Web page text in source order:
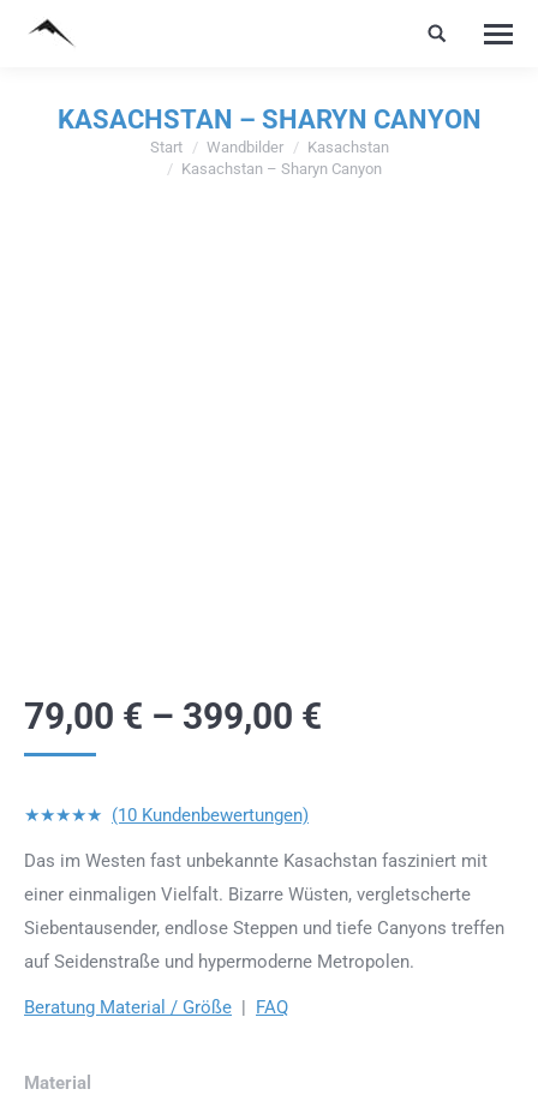
KASACHSTAN – SHARYN CANYON
Sie befinden sich hier:
Start Wandbilder
Kasachstan
Kasachstan – Sharyn Canyon
79,00 € – 399,00 €
★★★★★ (10 Kundenbewertungen)
Das im Westen fast unbekannte Kasachstan fasziniert mit
einer einmaligen Vielfalt. Bizarre Wüsten, vergletscherte
Siebentausender, endlose Steppen und tiefe Canyons treffen
auf Seidenstraße und hypermoderne Metropolen.
Beratung Material / Größe | FAQ
Material